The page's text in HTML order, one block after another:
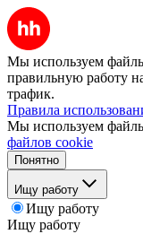
Мы используем
правильную работу
трафик.
Правила
Мы используем
файлов cookie
Понятно
Ищу работу
Ищу работу
Ищу работу